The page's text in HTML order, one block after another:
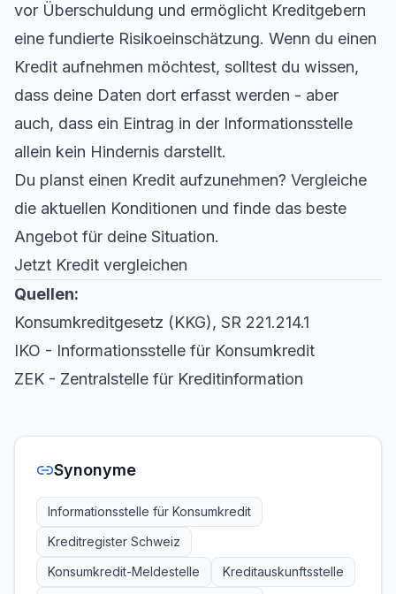
vor Überschuldung und ermöglicht Kreditgebern
eine fundierte Risikoeinschätzung. Wenn du einen
Kredit aufnehmen möchtest, solltest du wissen,
dass deine Daten dort erfasst werden - aber
auch, dass ein Eintrag in der Informationsstelle
allein kein Hindernis darstellt.
Du planst einen Kredit aufzunehmen? Vergleiche
die aktuellen Konditionen und finde das beste
Angebot für deine Situation.
Jetzt Kredit vergleichen
Quellen:
Konsumkreditgesetz (KKG), SR 221.214.1
IKO - Informationsstelle für Konsumkredit
ZEK - Zentralstelle für Kreditinformation
Synonyme
Informationsstelle für Konsumkredit
Kreditregister Schweiz
Konsumkredit-Meldestelle
Kreditauskunftsstelle